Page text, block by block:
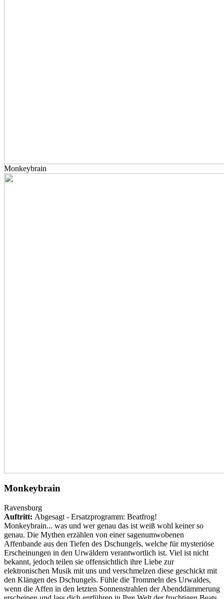
Monkeybrain
Monkeybrain
Ravensburg
Auftritt: Abgesagt - Ersatzprogramm: Beatfrog!
Monkeybrain... was und wer genau das ist weiß wohl keiner so
genau. Die Mythen erzählen von einer sagenumwobenen
Affenbande aus den Tiefen des Dschungels, welche für mysteriöse
Erscheinungen in den Urwäldern verantwortlich ist. Viel ist nicht
bekannt, jedoch teilen sie offensichtlich ihre Liebe zur
elektronischen Musik mit uns und verschmelzen diese geschickt mit
den Klängen des Dschungels. Fühle die Trommeln des Urwaldes,
wenn die Affen in den letzten Sonnenstrahlen der Abenddämmerung